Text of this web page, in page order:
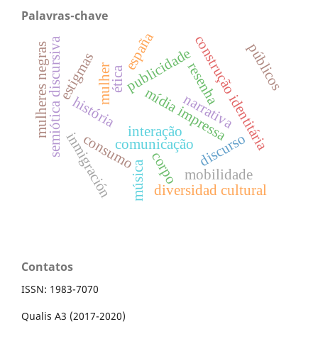
Palavras-chave
comunicação
consumo
história narrativa
corpo
construção identitária
semiótica discursiva interação
mídia impressa
discurso
publicidade
ética
mulher
mulheres negras
inmigración diversidad cultural
españa
música
públicos
estigmas
mobilidade
resenha
Contatos
ISSN: 1983-7070
Qualis A3 (2017-2020)